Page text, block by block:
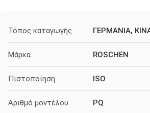
Τόπος καταγωγής ΓΕΡΜΑΝΙΑ,
Μάρκα ROSCHEN
Πιστοποίηση ISO
Αριθμό μοντέλου PQ